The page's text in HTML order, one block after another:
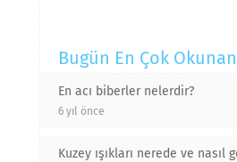
Bugün En Çok
En acı biberler nelerdir?
6 yıl önce
Kuzey ışıkları nerede ve nasıl